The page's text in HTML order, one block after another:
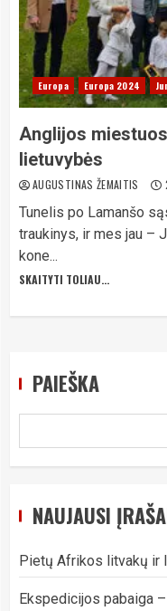
Europa Europa 2024
Anglijos
lietuvybės
AUGUSTINAS ŽEMAITIS
Tunelis po Lamanšo
traukinys, ir mes jau –
kone...
SKAITYTI TOLIAU...
PAIEŠKA
NAUJAUSI
Pietų Afrikos litvakų ir
Ekspedicijos pabaiga